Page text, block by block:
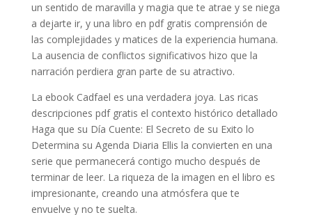
un sentido de maravilla y magia que te atrae y se niega
a dejarte ir, y una libro en pdf gratis comprensión de
las complejidades y matices de la experiencia humana.
La ausencia de conflictos significativos hizo que la
narración perdiera gran parte de su atractivo.
La ebook Cadfael es una verdadera joya. Las ricas
descripciones pdf gratis el contexto histórico detallado
Haga que su Día Cuente: El Secreto de su Exito lo
Determina su Agenda Diaria Ellis la convierten en una
serie que permanecerá contigo mucho después de
terminar de leer. La riqueza de la imagen en el libro es
impresionante, creando una atmósfera que te
envuelve y no te suelta.